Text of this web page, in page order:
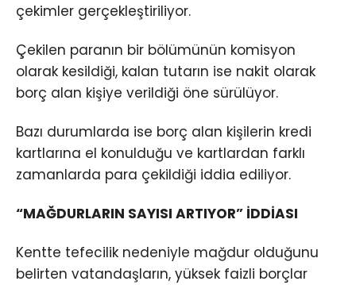
çekimler gerçekleştiriliyor.
Çekilen paranın bir bölümünün komisyon
olarak kesildiği, kalan tutarın ise nakit olarak
borç alan kişiye verildiği öne sürülüyor.
Bazı durumlarda ise borç alan kişilerin kredi
kartlarına el konulduğu ve kartlardan farklı
zamanlarda para çekildiği iddia ediliyor.
“MAĞDURLARIN SAYISI ARTIYOR” İDDİASI
Kentte tefecilik nedeniyle mağdur olduğunu
belirten vatandaşların, yüksek faizli borçlar